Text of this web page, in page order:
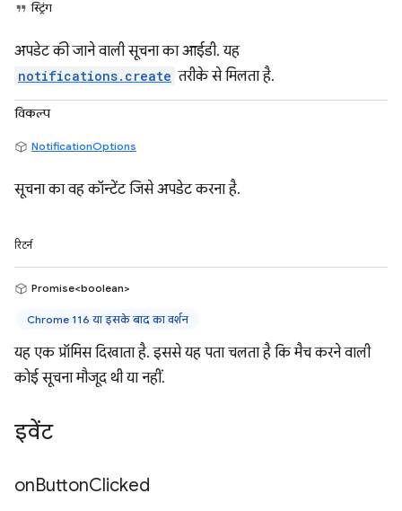
स्ट्रिंग
अपडेट की जाने वाली सूचना का आईडी. यह
notifications.create तरीके से मिलता है.
विकल्प
NotificationOptions
सूचना का वह कॉन्टेंट जिसे अपडेट करना है.
रिटर्न
Promise<boolean>
Chrome 116 या इसके बाद का वर्शन
यह एक प्रॉमिस दिखाता है. इससे यह पता चलता है कि मैच करने वाली
कोई सूचना मौजूद थी या नहीं.
इवेंट
onButtonClicked